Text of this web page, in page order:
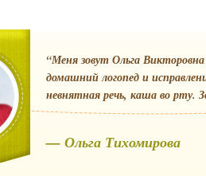
“Меня зовут Ольга
домашний логопед и
невнятная речь, каша во рту.
— Ольга Тихомирова